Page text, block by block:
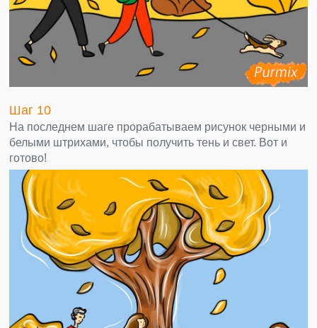
Шаг 10
На последнем шаге прорабатываем рисунок черными и
белыми штрихами, чтобы получить тень и свет. Вот и
готово!